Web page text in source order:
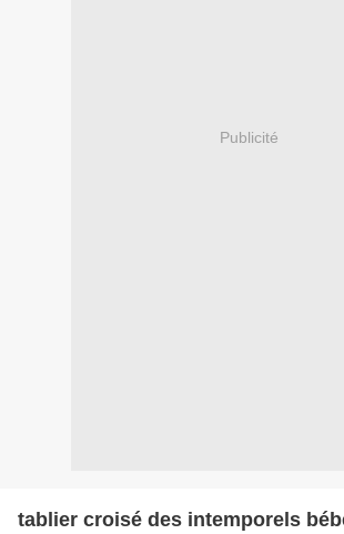
Publicité
tablier croisé des intemporels